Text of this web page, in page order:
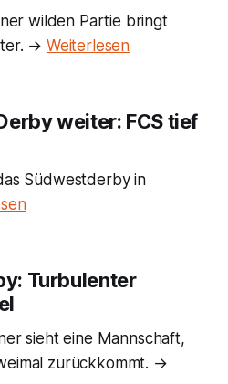
wilden Partie bringt
→ Weiterlesen
weiter: FCS tief
Südwestderby in
Turbulenter
sieht eine Mannschaft,
zurückkommt. →